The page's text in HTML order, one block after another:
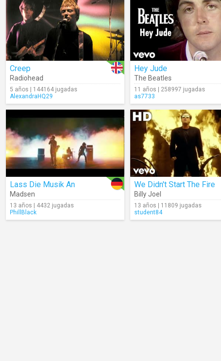
Creep
Radiohead
5 años | 144164 jugadas
AlexandraHQ29
Hey Jude
The Beatles
11 años | 258997 jugadas
as7733
Lass Die Musik An
Madsen
13 años | 4432 jugadas
PhillBlack
We Didn't Start The Fire
Billy Joel
13 años | 11809 jugadas
student84